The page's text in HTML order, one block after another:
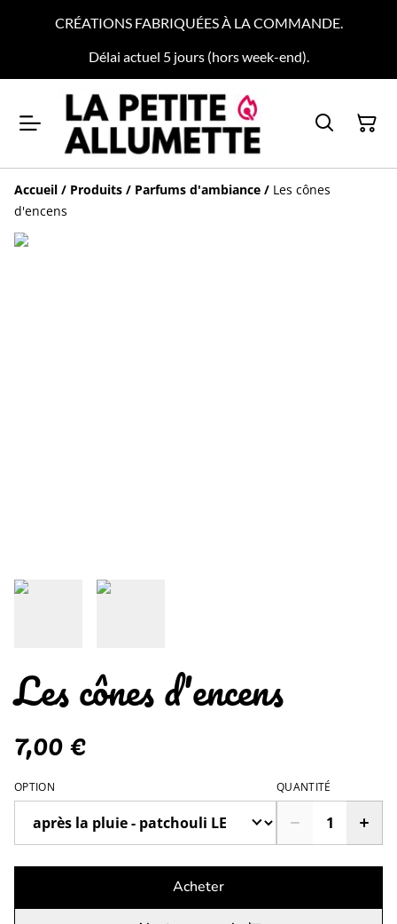
CRÉATIONS FABRIQUÉES À LA COMMANDE.
Délai actuel 5 jours (hors week-end).
Accueil / Produits / Parfums d'ambiance / Les cônes
d'encens
Les cônes d'encens
7,00 €
OPTION QUANTITÉ
Acheter